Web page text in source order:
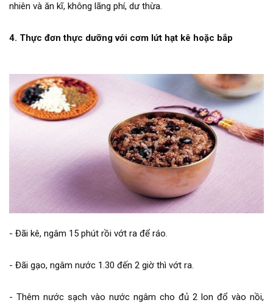
nhiên và ăn kĩ, không lãng phí, dư thừa.
4. Thực đơn thực dưỡng với cơm lứt hạt kê hoặc bắp
- Đãi kê, ngâm 15 phút rồi vớt ra để ráo.
- Đãi gạo, ngâm nước 1.30 đến 2 giờ thì vớt ra.
- Thêm nước sạch vào nước ngâm cho đủ 2 lon đổ vào nồi,